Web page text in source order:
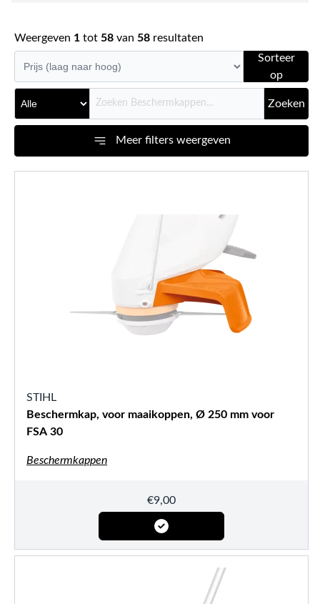
Weergeven 1 tot 58 van 58 resultaten
Sorteer
op
Zoeken
Meer filters weergeven
STIHL
Beschermkap, voor maaikoppen, Ø 250 mm voor
FSA 30
Beschermkappen
€9,00